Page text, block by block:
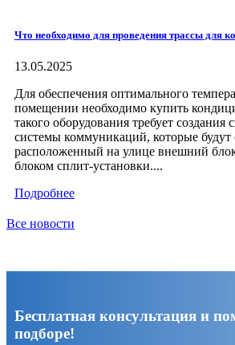
Что необходимо для проведения трассы для
13.05.2025
Для обеспечения оптимального
помещении необходимо купить
такого оборудования требует создания
системы коммуникаций, которые будут
расположенный на улице внешний
блоком сплит-установки....
Подробнее
Все новости
Бесплатная консультация и
подборе!